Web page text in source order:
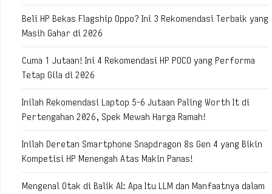
Beli HP Bekas Flagship Oppo? Ini 3 Rekomendasi Terbaik yang
Masih Gahar di 2026
Cuma 1 Jutaan! Ini 4 Rekomendasi HP POCO yang Performa
Tetap Gila di 2026
Inilah Rekomendasi Laptop 5-6 Jutaan Paling Worth It di
Pertengahan 2026, Spek Mewah Harga Ramah!
Inilah Deretan Smartphone Snapdragon 8s Gen 4 yang Bikin
Kompetisi HP Menengah Atas Makin Panas!
Mengenal Otak di Balik AI: Apa Itu LLM dan Manfaatnya dalam